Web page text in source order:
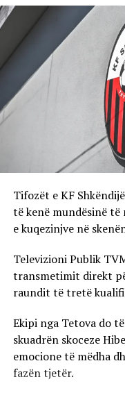
Tifozët e KF
të kenë mundësinë
e kuqezinjve në
Televizioni Publik
transmetimit direkt
raundit të tretë
Ekipi nga Tetova do
skuadrën skoceze
emocione të mëdha
fazën tjetër.